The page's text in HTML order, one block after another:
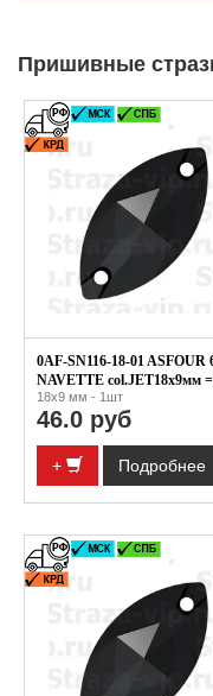
Пришивные
0AF-SN116-18-01 ASFOUR
NAVETTE col.JET18х9мм
18x9 мм - 1шт
46.0 руб
+ Подробнее